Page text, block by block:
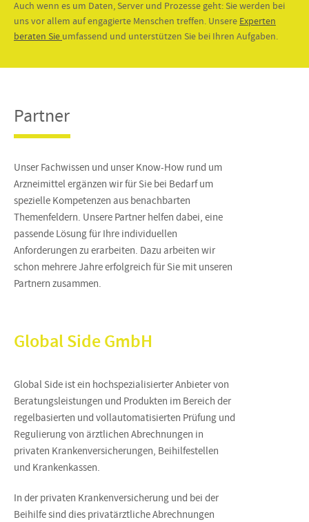
Auch wenn es um Daten, Server und Prozesse geht: Sie werden bei
uns vor allem auf engagierte Menschen treffen. Unsere Experten
beraten Sie umfassend und unterstützen Sie bei Ihren Aufgaben.
Partner
Unser Fachwissen und unser Know-How rund um
Arzneimittel ergänzen wir für Sie bei Bedarf um
spezielle Kompetenzen aus benachbarten
Themenfeldern. Unsere Partner helfen dabei, eine
passende Lösung für Ihre individuellen
Anforderungen zu erarbeiten. Dazu arbeiten wir
schon mehrere Jahre erfolgreich für Sie mit unseren
Partnern zusammen.
Global Side GmbH
Global Side ist ein hochspezialisierter Anbieter von
Beratungsleistungen und Produkten im Bereich der
regelbasierten und vollautomatisierten Prüfung und
Regulierung von ärztlichen Abrechnungen in
privaten Krankenversicherungen, Beihilfestellen
und Krankenkassen.
In der privaten Krankenversicherung und bei der
Beihilfe sind dies privatärztliche Abrechnungen